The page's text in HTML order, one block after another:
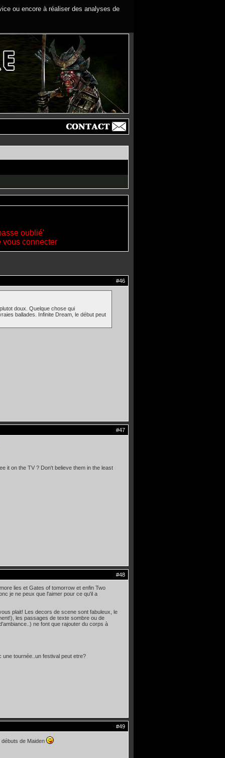
ou encore à réaliser des analyses de
oublié'
vous connecter
#46
doux. Quelque chose qui
ballades. Infinite Dream, le début peut
#47
it on the TV ? Don't believe them in the least
#48
lies et Gates of tomorrow et enfin Two
je ne peux que l'aimer pour ce qu'il a
plait! Les decors de scene sont fabuleux, le
les passages de texte sombre ou de
ne font que rajouter du corps à
tournée..un festival peut etre?
#49
de Maiden